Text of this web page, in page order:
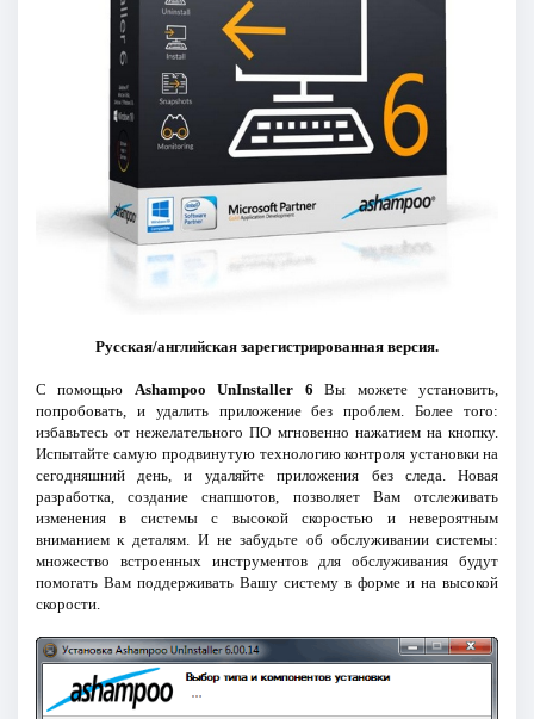
Русская/английская зарегистрированная версия.
С помощью Ashampoo UnInstaller 6 Вы можете установить,
попробовать, и удалить приложение без проблем. Более того:
избавьтесь от нежелательного ПО мгновенно нажатием на кнопку.
Испытайте самую продвинутую технологию контроля установки на
сегодняшний день, и удаляйте приложения без следа. Новая
разработка, создание снапшотов, позволяет Вам отслеживать
изменения в системы с высокой скоростью и невероятным
вниманием к деталям. И не забудьте об обслуживании системы:
множество встроенных инструментов для обслуживания будут
помогать Вам поддерживать Вашу систему в форме и на высокой
скорости.